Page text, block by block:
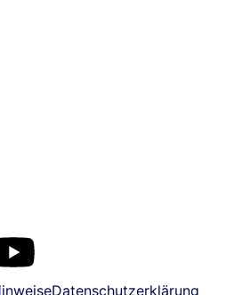
Datenschutzerklärung